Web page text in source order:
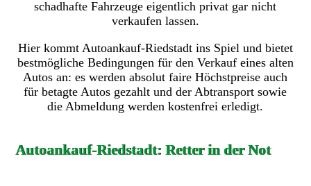
schadhafte Fahrzeuge eigentlich privat gar nicht
verkaufen lassen.
Hier kommt Autoankauf-Riedstadt ins Spiel und bietet
bestmögliche Bedingungen für den Verkauf eines alten
Autos an: es werden absolut faire Höchstpreise auch
für betagte Autos gezahlt und der Abtransport sowie
die Abmeldung werden kostenfrei erledigt.
Autoankauf-Riedstadt: Retter in der Not